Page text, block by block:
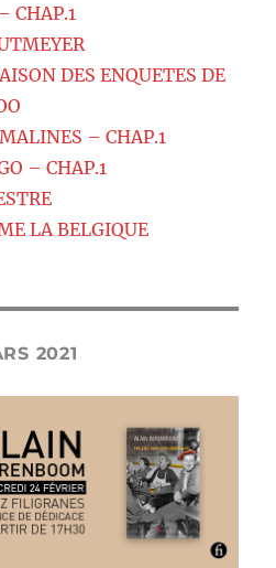
CHAP.1
DES ENQUETES DE
– CHAP.1
– CHAP.1
LA BELGIQUE
2021